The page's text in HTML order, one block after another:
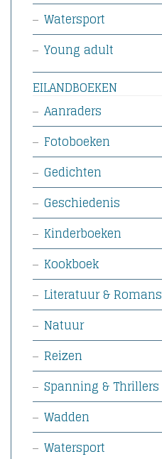
Watersport
Young adult
EILANDBOEKEN
Aanraders
Fotoboeken
Gedichten
Geschiedenis
Kinderboeken
Kookboek
Literatuur & Romans
Natuur
Reizen
Spanning & Thrillers
Wadden
Watersport